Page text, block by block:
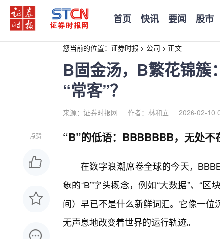
首页 快讯 要闻 股市
您当前的位置： 证券时报 > 公司 > 正文
B固金汤，B繁花锦簇
“常客”？
来源：证券时报网 作者：林和立 2026-02-10
点赞 “B”的低语：BBBBBBB，无处不
在数字浪潮席卷全球的今天，
象的“B”字头概念，例如“大数据”、“
间）早已不是什么新鲜词汇。它像一
无声息地改变着世界的运行轨迹。